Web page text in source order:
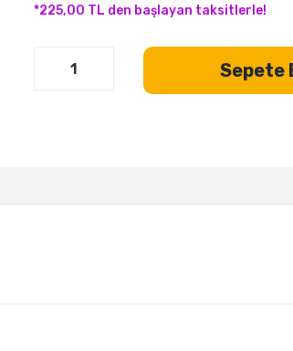
*225,00 TL den başlayan taksitlerle!
Sepete